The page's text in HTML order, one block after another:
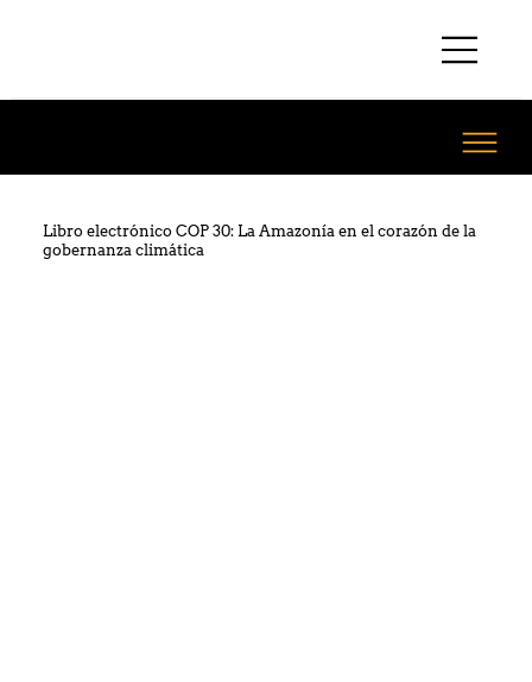
Libro electrónico COP 30: La Amazonía en el corazón de la
gobernanza climática